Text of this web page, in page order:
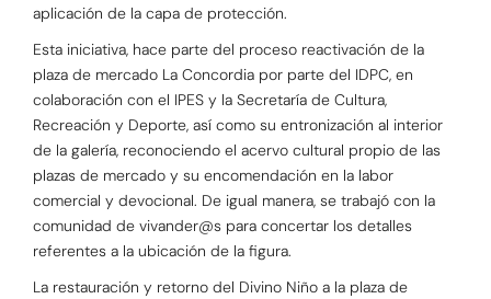
aplicación de la capa de protección.
Esta iniciativa, hace parte del proceso reactivación de la
plaza de mercado La Concordia por parte del IDPC, en
colaboración con el IPES y la Secretaría de Cultura,
Recreación y Deporte, así como su entronización al interior
de la galería, reconociendo el acervo cultural propio de las
plazas de mercado y su encomendación en la labor
comercial y devocional. De igual manera, se trabajó con la
comunidad de vivander@s para concertar los detalles
referentes a la ubicación de la figura.
La restauración y retorno del Divino Niño a la plaza de